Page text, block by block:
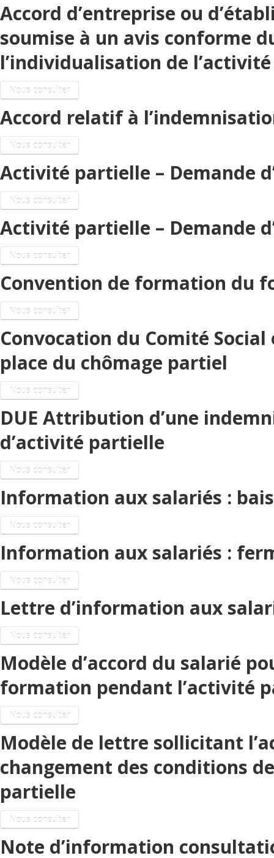
Accord d’entreprise ou
soumise à un avis conforme
l’individualisation de
Nous consulter
Accord relatif à
Nous consulter
Activité partielle – Demande
Nous consulter
Activité partielle – Demande
Nous consulter
Convention de formation du
Nous consulter
Convocation du Comité
place du chômage partiel
Nous consulter
DUE Attribution d’une
d’activité partielle
Nous consulter
Information aux salariés :
Nous consulter
Information aux salariés :
Nous consulter
Lettre d’information aux
Nous consulter
Modèle d’accord du salarié
formation pendant l’activité
Nous consulter
Modèle de lettre sollicitant
changement des conditions
partielle
Nous consulter
Note d’information